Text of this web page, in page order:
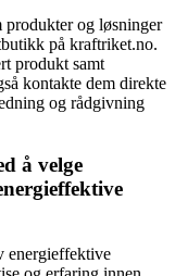
og løsninger
på kraftriket.no.
produkt samt
kontakte dem direkte
og rådgivning
å velge
energieffektive